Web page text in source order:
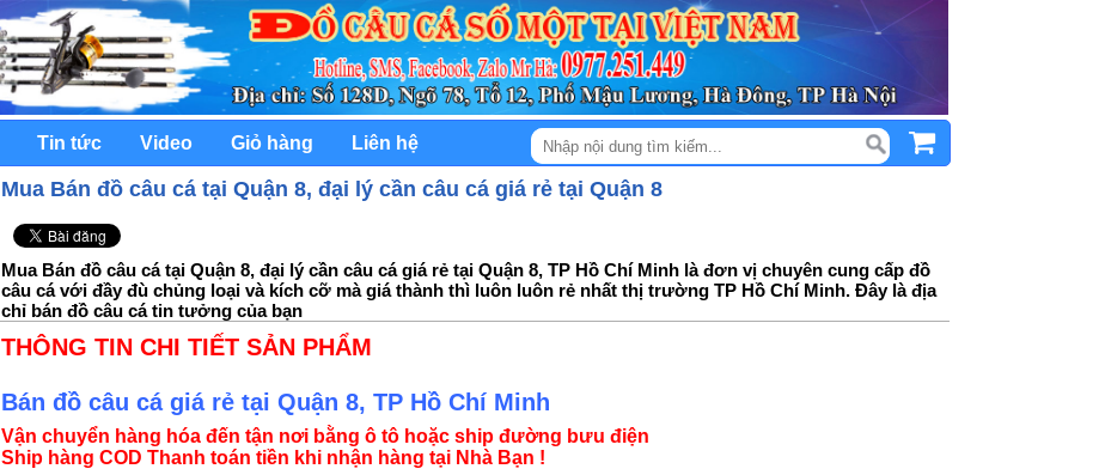
Tin tức Video Giỏ hàng Liên hệ
Mua Bán đồ câu cá tại Quận 8, đại lý cần câu cá giá rẻ tại Quận 8
Mua Bán đồ câu cá tại Quận 8, đại lý cần câu cá giá rẻ tại Quận 8, TP Hồ Chí Minh là đơn vị chuyên cung cấp đồ
câu cá với đầy đù chủng loại và kích cỡ mà giá thành thì luôn luôn rẻ nhất thị trường TP Hồ Chí Minh. Đây là địa
chỉ bán đồ câu cá tin tưởng của bạn
THÔNG TIN CHI TIẾT SẢN PHẨM
Bán đồ câu cá giá rẻ tại Quận 8, TP Hồ Chí Minh
Vận chuyển hàng hóa đến tận nơi bằng ô tô hoặc ship đường bưu điện
Ship hàng COD Thanh toán tiền khi nhận hàng tại Nhà Bạn !